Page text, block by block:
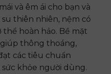
và êm ái cho bạn và
su thiên nhiên, nệm có
hoàn hảo. Bề mặt
thông thoáng,
các tiêu chuẩn
khỏe người dùng.